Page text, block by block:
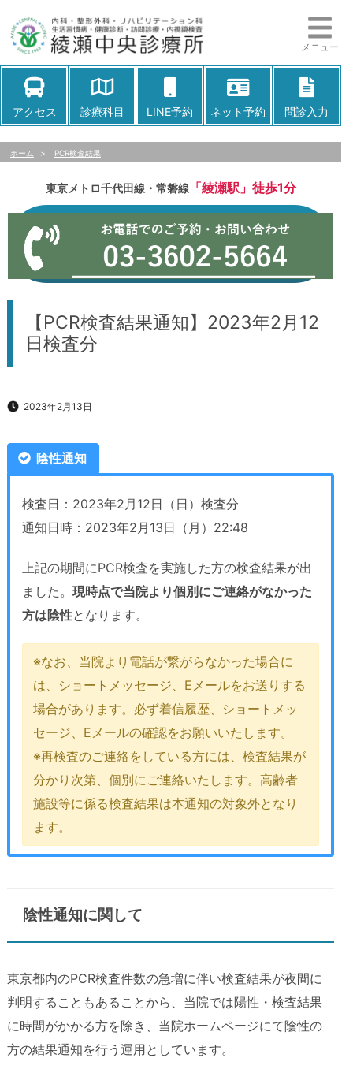
メニュー
アクセス 診療科目 LINE予約 ネット予約 問診入力
ホーム > PCR検査結果
東京メトロ千代田線・常磐線「綾瀬駅」徒歩1分
【PCR検査結果通知】2023年2月12
日検査分
2023年2月13日
陰性通知
検査日：2023年2月12日（日）検査分
通知日時：2023年2月13日（月）22:48
上記の期間にPCR検査を実施した方の検査結果が出
ました。 現時点で当院より個別にご連絡がなかった
方は陰性となります。
※なお、当院より電話が繋がらなかった場合に
は、ショートメッセージ、Eメールをお送りする
場合があります。必ず着信履歴、ショートメッ
セージ、Eメールの確認をお願いいたします。
※再検査のご連絡をしている方には、検査結果が
分かり次第、個別にご連絡いたします。高齢者
施設等に係る検査結果は本通知の対象外となり
ます。
陰性通知に関して
東京都内のPCR検査件数の急増に伴い検査結果が夜間に
判明することもあることから、当院では陽性・検査結果
に時間がかかる方を除き、当院ホームページにて陰性の
方の結果通知を行う運用としています。